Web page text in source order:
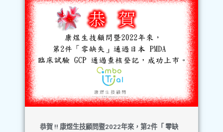
恭賀 !! 康煜生技顧問暨2022年來，第2件「 零缺